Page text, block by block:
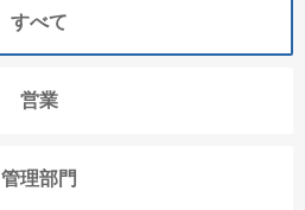
すべて
営業
管理部門